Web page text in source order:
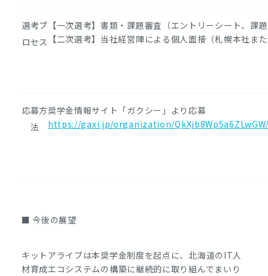
選考プ
ロセス
【一次選考】書類・課題審査（エントリーシート、課
【二次選考】当社経営陣による個人面接（札幌本社ま
応募方
法
奨学金情報サイト「ガクシー」より応募
https://gaxi.jp/organization/
■ 今後の展望
キットアライブは本奨学金制度を起点に、北海道のIT人
材育成エコシステムの構築に継続的に取り組んでまいり